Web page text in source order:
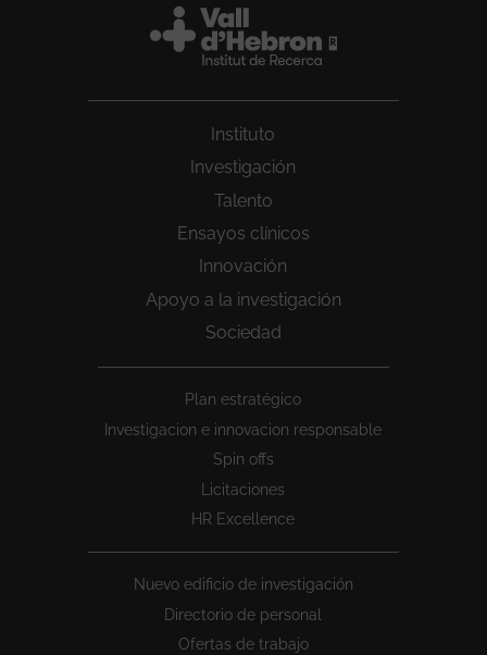
Instituto
Investigación
Talento
Ensayos clínicos
Innovación
Apoyo a la investigación
Sociedad
Plan estratégico
Investigacion e innovacion responsable
Spin offs
Licitaciones
HR Excellence
Nuevo edificio de investigación
Directorio de personal
Ofertas de trabajo